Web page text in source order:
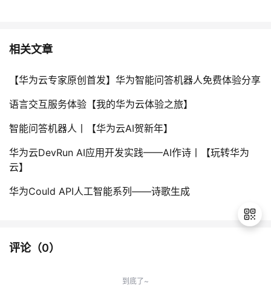
相关文章
【华为云专家原创首发】华为智能问答机器人免费体验分享
语言交互服务体验【我的华为云体验之旅】
智能问答机器人丨【华为云AI贺新年】
华为云DevRun AI应用开发实践——AI作诗丨【玩转华为
云】
华为Could API人工智能系列——诗歌生成
评论（0）
到底了~